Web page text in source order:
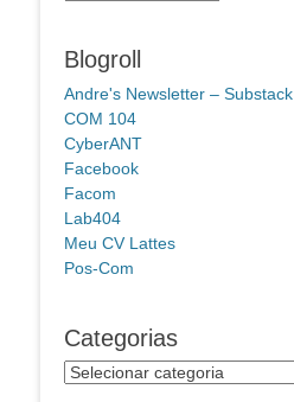
Blogroll
Andre's Newsletter – Substack
COM 104
CyberANT
Facebook
Facom
Lab404
Meu CV Lattes
Pos-Com
Categorias
Categorias